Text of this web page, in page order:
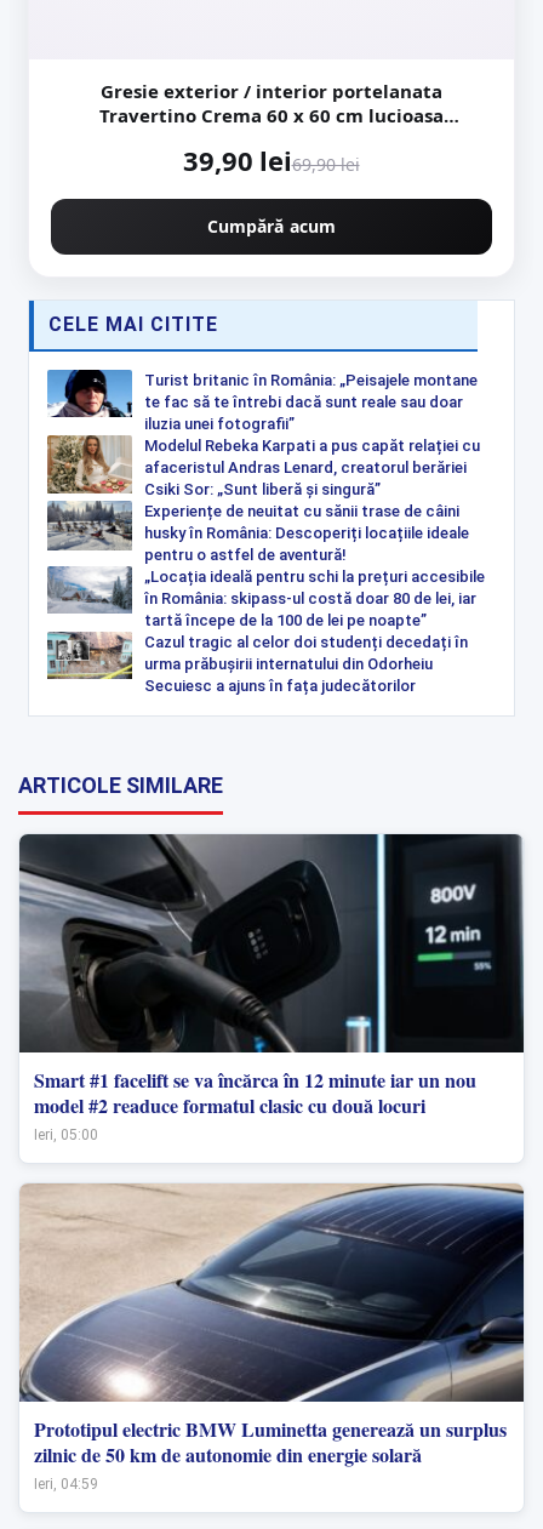
Gresie exterior / interior portelanata
Travertino Crema 60 x 60 cm lucioasa
39,90 lei69,90 lei
Cumpără acum
CELE MAI CITITE
Turist britanic în România: „Peisajele montane
te fac să te întrebi dacă sunt reale sau doar
iluzia unei fotografii”
Modelul Rebeka Karpati a pus capăt relației cu
afaceristul Andras Lenard, creatorul berăriei
Csiki Sor: „Sunt liberă și singură”
Experiențe de neuitat cu sănii trase de câini
husky în România: Descoperiți locațiile ideale
pentru o astfel de aventură!
„Locația ideală pentru schi la prețuri accesibile
în România: skipass-ul costă doar 80 de lei, iar
tartă începe de la 100 de lei pe noapte”
Cazul tragic al celor doi studenți decedați în
urma prăbușirii internatului din Odorheiu
Secuiesc a ajuns în fața judecătorilor
ARTICOLE SIMILARE
Smart #1 facelift se va încărca în 12 minute iar un nou
model #2 readuce formatul clasic cu două locuri
Ieri, 05:00
Prototipul electric BMW Luminetta generează un surplus
zilnic de 50 km de autonomie din energie solară
Ieri, 04:59